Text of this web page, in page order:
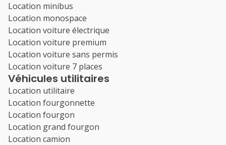
Location minibus
Location monospace
Location voiture électrique
Location voiture premium
Location voiture sans permis
Location voiture 7 places
Véhicules utilitaires
Location utilitaire
Location fourgonnette
Location fourgon
Location grand fourgon
Location camion